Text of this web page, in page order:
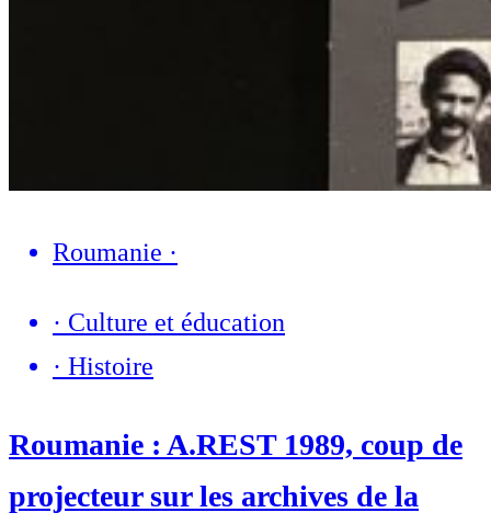
Roumanie ·
· Culture et éducation
· Histoire
Roumanie : A.REST 1989, coup de
projecteur sur les archives de la